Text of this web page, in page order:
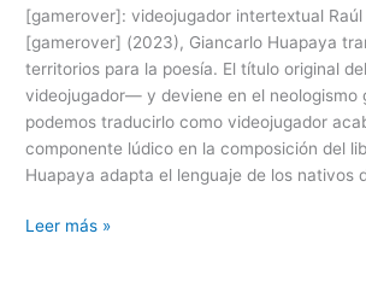
[gamerover]: videojugador intertextual Raúl
[gamerover] (2023), Giancarlo Huapaya
territorios para la poesía. El título original
videojugador— y deviene en el neologismo
podemos traducirlo como videojugador
componente lúdico en la composición del
Huapaya adapta el lenguaje de los nativos
Leer más »